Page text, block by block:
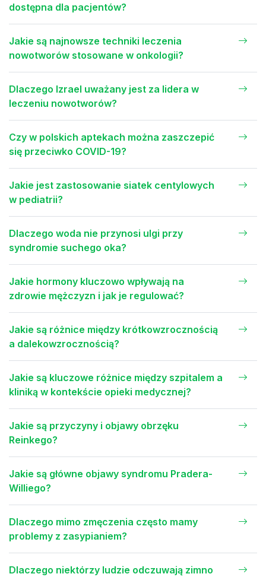
dostępna dla pacjentów?
Jakie są najnowsze techniki leczenia
nowotworów stosowane w onkologii?
Dlaczego Izrael uważany jest za lidera w
leczeniu nowotworów?
Czy w polskich aptekach można zaszczepić
się przeciwko COVID-19?
Jakie jest zastosowanie siatek centylowych
w pediatrii?
Dlaczego woda nie przynosi ulgi przy
syndromie suchego oka?
Jakie hormony kluczowo wpływają na
zdrowie mężczyzn i jak je regulować?
Jakie są różnice między krótkowzrocznością
a dalekowzrocznością?
Jakie są kluczowe różnice między szpitalem a
kliniką w kontekście opieki medycznej?
Jakie są przyczyny i objawy obrzęku
Reinkego?
Jakie są główne objawy syndromu Pradera-
Williego?
Dlaczego mimo zmęczenia często mamy
problemy z zasypianiem?
Dlaczego niektórzy ludzie odczuwają zimno